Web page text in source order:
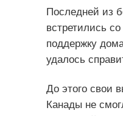
Последней из
встретились
поддержку
удалось
До этого свои
Канады не